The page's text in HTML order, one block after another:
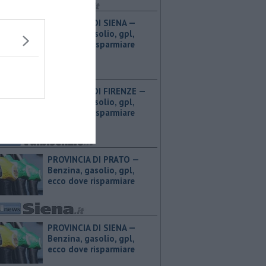
PROVINCIA DI SIENA — ​
Benzina, gasolio, gpl,
ecco dove risparmiare
PROVINCIA DI FIRENZE — ​
Benzina, gasolio, gpl,
ecco dove risparmiare
PROVINCIA DI PRATO — ​
Benzina, gasolio, gpl,
ecco dove risparmiare
PROVINCIA DI SIENA — ​
Benzina, gasolio, gpl,
ecco dove risparmiare